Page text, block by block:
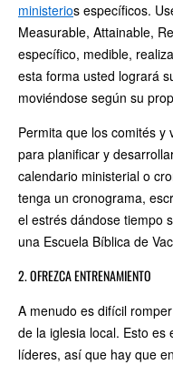
ministerios específicos.
Measurable, Attainable,
específico, medible,
esta forma usted logrará
moviéndose según su
Permita que los comités
para planificar y
calendario ministerial o
tenga un cronograma,
el estrés dándose tiempo
una Escuela Bíblica de
2. OFREZCA ENTRENAMIENTO
A menudo es difícil
de la iglesia local. Esto es
líderes, así que hay que